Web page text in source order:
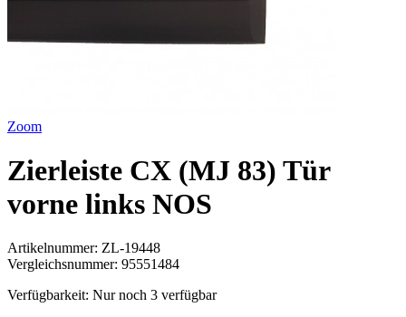
Zoom
Zierleiste CX (MJ 83) Tür
vorne links NOS
Artikelnummer: ZL-19448
Vergleichsnummer: 95551484
Verfügbarkeit: Nur noch 3 verfügbar